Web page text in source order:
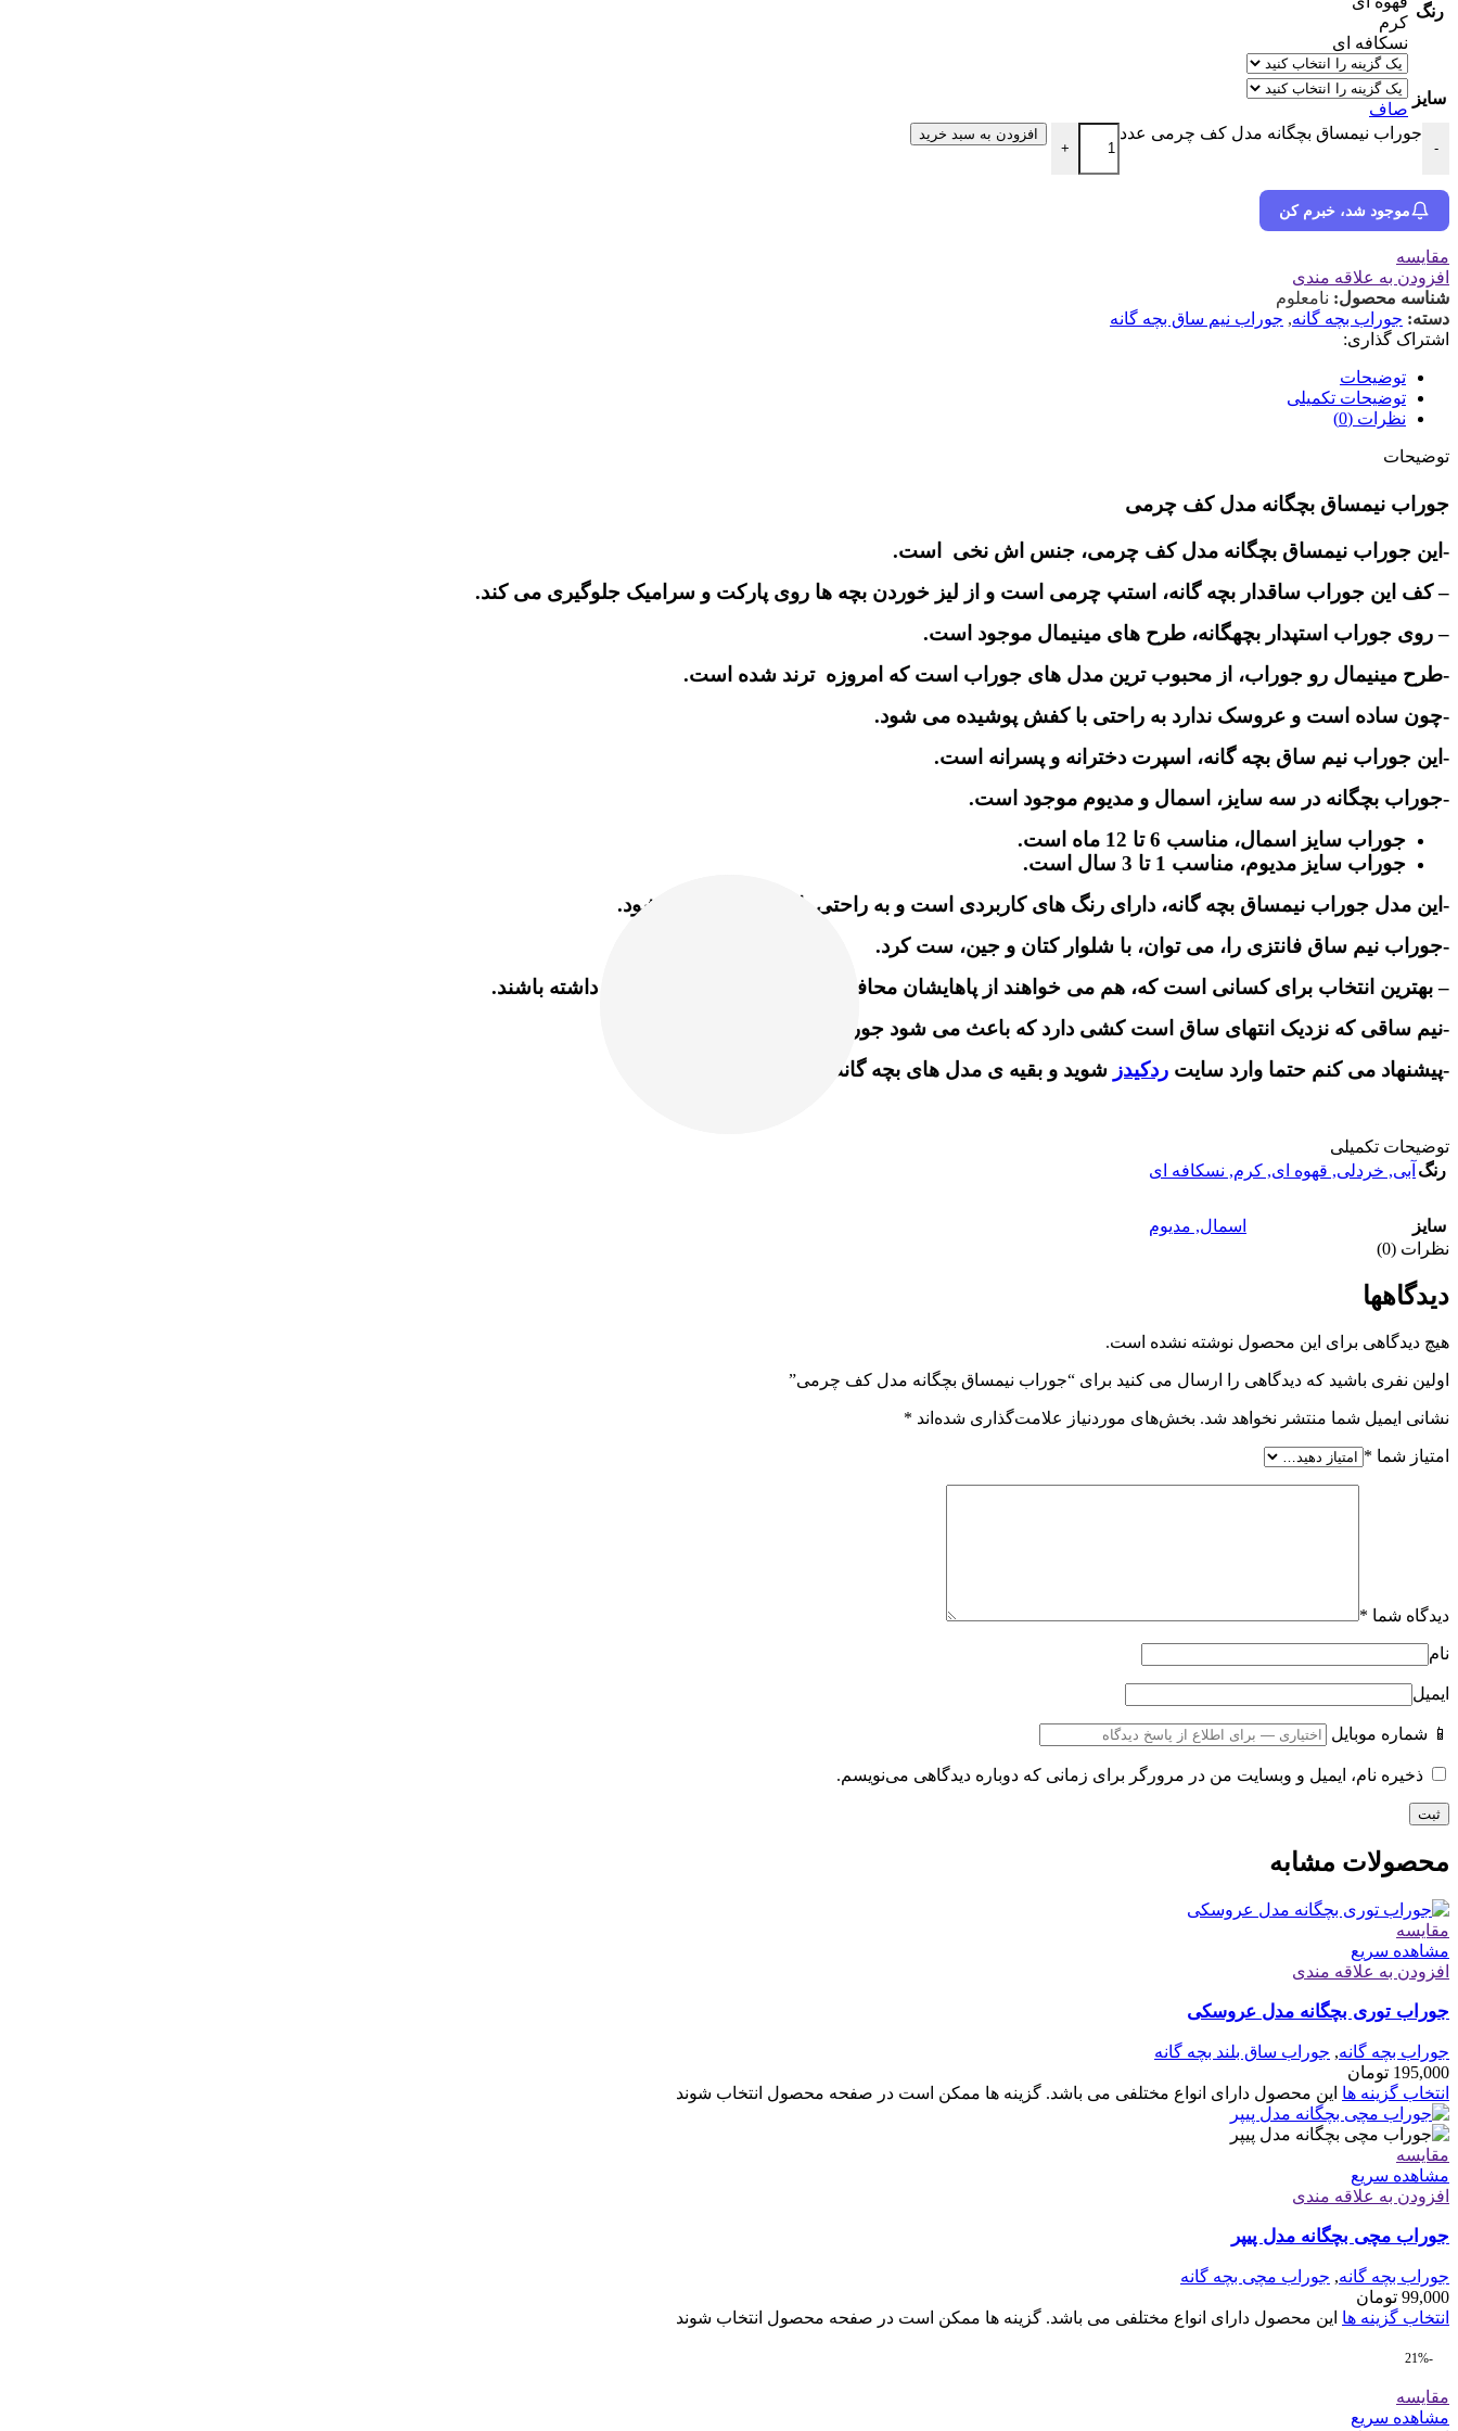
رنگ
کرم
نسکافه ای
سایز
صاف
-
جوراب نیمساق بچگانه مدل کف چرمی عدد
+
افزودن به سبد خرید
موجود شد، خبرم کن
مقایسه
افزودن به علاقه مندی
شناسه محصول: نامعلوم
دسته: جوراب بچه گانه, جوراب نیم ساق بچه گانه
اشتراک گذاری:
توضیحات
توضیحات تکمیلی
نظرات (0)
توضیحات
جوراب نیمساق بچگانه مدل کف چرمی
-این جوراب نیمساق بچگانه مدل کف چرمی، جنس اش نخی است.
– کف این جوراب ساقدار بچه گانه، استپ چرمی است و از لیز خوردن بچه ها روی پارکت و سرامیک جلوگیری می کند.
– روی جوراب استپدار بچهگانه، طرح های مینیمال موجود است.
-طرح مینیمال رو جوراب، از محبوب ترین مدل های جوراب است که امروزه ترند شده است.
-چون ساده است و عروسک ندارد به راحتی با کفش پوشیده می شود.
-این جوراب نیم ساق بچه گانه، اسپرت دخترانه و پسرانه است.
-جوراب بچگانه در سه سایز، اسمال و مدیوم موجود است.
جوراب سایز اسمال، مناسب 6 تا 12 ماه است.
جوراب سایز مدیوم، مناسب 1 تا 3 سال است.
-این مدل جوراب نیمساق بچه گانه، دارای رنگ های کاربردی است و به راحتی با لباس، ست می شود.
-جوراب نیم ساق فانتزی را، می توان، با شلوار کتان و جین، ست کرد.
– بهترین انتخاب برای کسانی است که، هم می خواهند از پاهایشان محافظت کنند، هم استایلی مینیمال داشته باشند.
-نیم ساقی که نزدیک انتهای ساق است کشی دارد که باعث می شود جوراب توی پا خوش فرم بایستد.
-پیشنهاد می کنم حتما وارد سایت ردکیدز شوید و بقیه ی مدل های بچه گانه را ببینید.
توضیحات تکمیلی
رنگ آبی, خردلی, قهوه ای, کرم, نسکافه ای
سایز اسمال, مدیوم
نظرات (0)
دیدگاهها
هیچ دیدگاهی برای این محصول نوشته نشده است.
اولین نفری باشید که دیدگاهی را ارسال می کنید برای “جوراب نیمساق بچگانه مدل کف چرمی”
نشانی ایمیل شما منتشر نخواهد شد. بخش‌های موردنیاز علامت‌گذاری شده‌اند *
امتیاز شما *
دیدگاه شما *
نام
ایمیل
📱 شماره موبایل
ذخیره نام، ایمیل و وبسایت من در مرورگر برای زمانی که دوباره دیدگاهی می‌نویسم.
محصولات مشابه
مقایسه
مشاهده سریع
افزودن به علاقه مندی
جوراب توری بچگانه مدل عروسکی
جوراب بچه گانه, جوراب ساق بلند بچه گانه
195,000 تومان
انتخاب گزینه ها این محصول دارای انواع مختلفی می باشد. گزینه ها ممکن است در صفحه محصول انتخاب شوند
مقایسه
مشاهده سریع
افزودن به علاقه مندی
جوراب مچی بچگانه مدل پیپر
جوراب بچه گانه, جوراب مچی بچه گانه
99,000 تومان
انتخاب گزینه ها این محصول دارای انواع مختلفی می باشد. گزینه ها ممکن است در صفحه محصول انتخاب شوند
-21%
مقایسه
مشاهده سریع